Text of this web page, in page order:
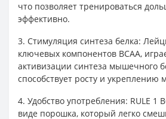
что позволяет тренироваться
эффективно.
3. Стимуляция синтеза белка:
ключевых компонентов BCAA,
активизации синтеза мышечного
способствует росту и укреплению
4. Удобство употребления: RULE 1
виде порошка, который легко